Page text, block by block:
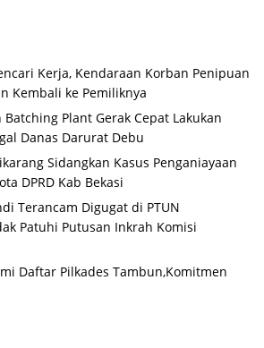
Kerja, Kendaraan Korban Penipuan
Kembali ke Pemiliknya
Batching Plant Gerak Cepat Lakukan
Danas Darurat Debu
Sidangkan Kasus Penganiayaan
DPRD Kab Bekasi
Terancam Digugat di PTUN
Patuhi Putusan Inkrah Komisi
Daftar Pilkades Tambun,Komitmen